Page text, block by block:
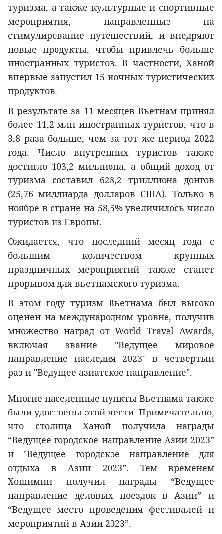
туризма, а также культурные и спортивные
мероприятия, направленные на
стимулирование путешествий, и внедряют
новые продукты, чтобы привлечь больше
иностранных туристов. В частности, Ханой
впервые запустил 15 ночных туристических
продуктов.
В результате за 11 месяцев Вьетнам принял
более 11,2 млн иностранных туристов, что в
3,8 раза больше, чем за тот же период 2022
года. Число внутренних туристов также
достигло 103,2 миллиона, а общий доход от
туризма составил 628,2 триллиона донгов
(25,76 миллиарда долларов США). Только в
ноябре в стране на 58,5% увеличилось число
туристов из Европы.
Ожидается, что последний месяц года с
большим количеством крупных
праздничных мероприятий также станет
прорывом для вьетнамского туризма.
В этом году туризм Вьетнама был высоко
оценен на международном уровне, получив
множество наград от World Travel Awards,
включая звание "Ведущее мировое
направление наследия 2023" в четвертый
раз и "Ведущее азиатское направление".
Многие населенные пункты Вьетнама также
были удостоены этой чести. Примечательно,
что столица Ханой получила награды
“Ведущее городское направление Азии 2023”
и "Ведущее городское направление для
отдыха в Азии 2023”. Тем временем
Хошимин получил награды “Ведущее
направление деловых поездок в Азии” и
“Ведущее место проведения фестивалей и
мероприятий в Азии 2023”.